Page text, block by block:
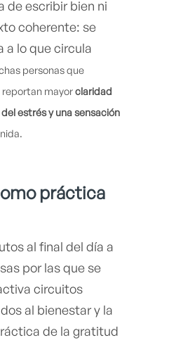
de escribir bien ni
coherente: se
a lo que circula
personas que
mayorclaridad
estrés y una sensación
práctica
al final del día a
por las que se
circuitos
al bienestar y la
de la gratitud